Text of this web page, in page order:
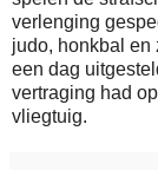
verlenging
judo, honkbal en
een dag
vertraging had
vliegtuig.